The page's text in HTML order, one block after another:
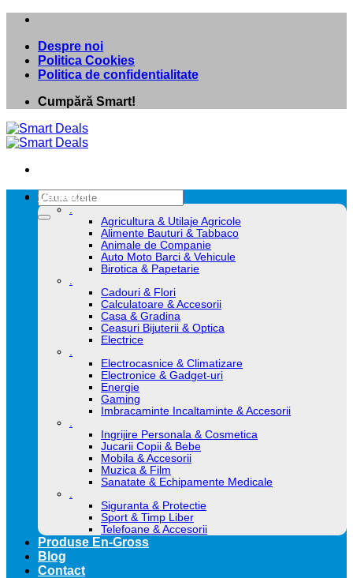
Skip
contentDespre noi
Politica Cookies
Politica de confidentialitate
Cumpără Smart!
Caută
după:
Categorii
.
Agricultura & Utilaje Agricole
Alimente Bauturi & Tabbaco
Animale de Companie
Auto Moto Barci & Vehicule
Birotica & Papetarie
.
Cadouri & Flori
Calculatoare & Accesorii
Casa & Gradina
Ceasuri Bijuterii & Optica
Electrice
.
Electrocasnice & Climatizare
Electronice & Gadget-uri
Energie
Gaming
Imbracaminte Incaltaminte & Accesorii
.
Ingrijire Personala & Cosmetica
Jucarii Copii & Bebe
Mobila & Accesorii
Muzica & Film
Sanatate & Echipamente Medicale
.
Siguranta & Protectie
Sport & Timp Liber
Telefoane & Accesorii
Produse En-Gross
Blog
Contact